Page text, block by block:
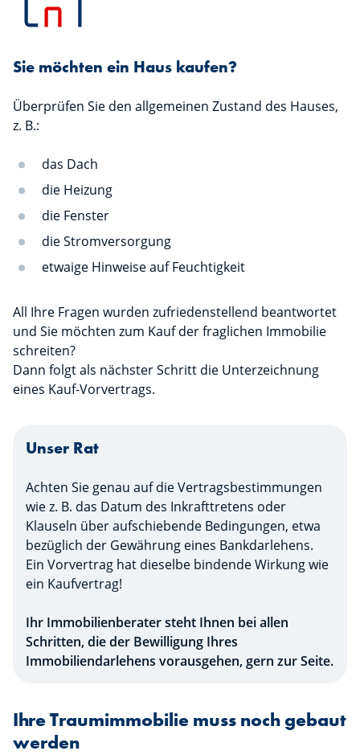
Sie möchten ein Haus kaufen?
Überprüfen Sie den allgemeinen Zustand des Hauses,
z. B.:
das Dach
die Heizung
die Fenster
die Stromversorgung
etwaige Hinweise auf Feuchtigkeit
All Ihre Fragen wurden zufriedenstellend beantwortet
und Sie möchten zum Kauf der fraglichen Immobilie
schreiten?
Dann folgt als nächster Schritt die Unterzeichnung
eines Kauf-Vorvertrags.
Unser Rat
Achten Sie genau auf die Vertragsbestimmungen
wie z. B. das Datum des Inkrafttretens oder
Klauseln über aufschiebende Bedingungen, etwa
bezüglich der Gewährung eines Bankdarlehens.
Ein Vorvertrag hat dieselbe bindende Wirkung wie
ein Kaufvertrag!
Ihr Immobilienberater steht Ihnen bei allen
Schritten, die der Bewilligung Ihres
Immobiliendarlehens vorausgehen, gern zur Seite.
Ihre Traumimmobilie muss noch gebaut
werden